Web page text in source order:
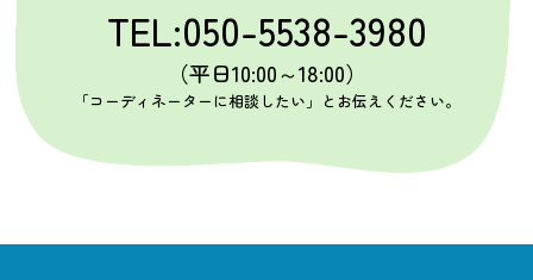
TEL:050-5538-3980
（平日10:00～18:00）
「コーディネーターに相談したい」とお伝えください。